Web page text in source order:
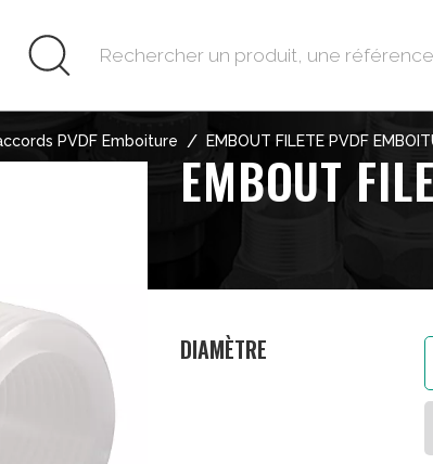
PVDF Emboiture / EMBOUT FILETE PVDF
EMBOUT
DIAMÈTRE